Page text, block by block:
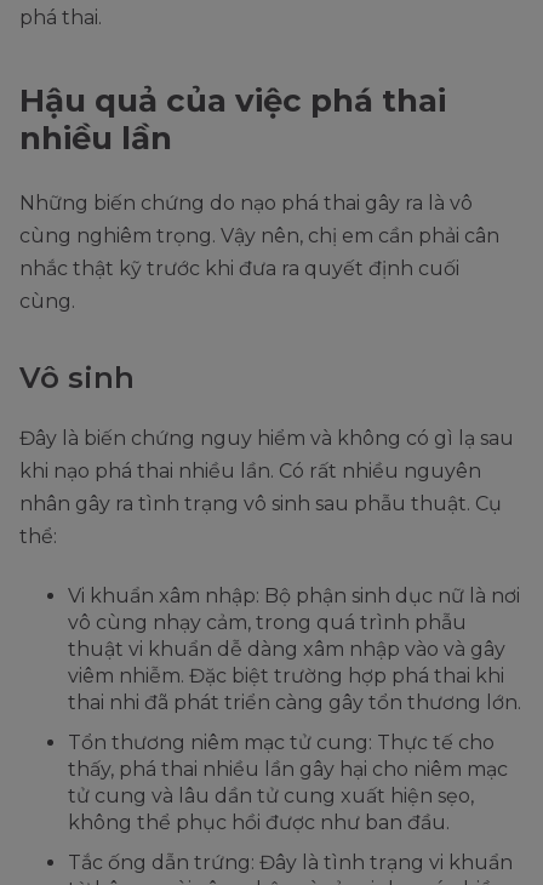
phá thai.
Hậu quả của việc phá thai
nhiều lần
Những biến chứng do nạo phá thai gây ra là vô
cùng nghiêm trọng. Vậy nên, chị em cần phải cân
nhắc thật kỹ trước khi đưa ra quyết định cuối
cùng.
Vô sinh
Đây là biến chứng nguy hiểm và không có gì lạ sau
khi nạo phá thai nhiều lần. Có rất nhiều nguyên
nhân gây ra tình trạng vô sinh sau phẫu thuật. Cụ
thể:
Vi khuẩn xâm nhập: Bộ phận sinh dục nữ là nơi
vô cùng nhạy cảm, trong quá trình phẫu
thuật vi khuẩn dễ dàng xâm nhập vào và gây
viêm nhiễm. Đặc biệt trường hợp phá thai khi
thai nhi đã phát triển càng gây tổn thương lớn.
Tổn thương niêm mạc tử cung: Thực tế cho
thấy, phá thai nhiều lần gây hại cho niêm mạc
tử cung và lâu dần tử cung xuất hiện sẹo,
không thể phục hồi được như ban đầu.
Tắc ống dẫn trứng: Đây là tình trạng vi khuẩn